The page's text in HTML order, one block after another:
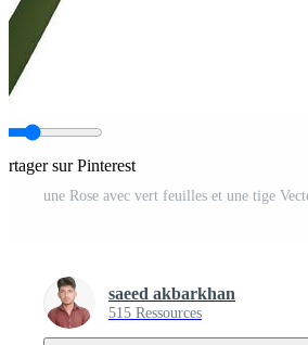
sur Pinterest
une Rose avec vert feuilles et une tige
saeed akbarkhan
515 Ressources